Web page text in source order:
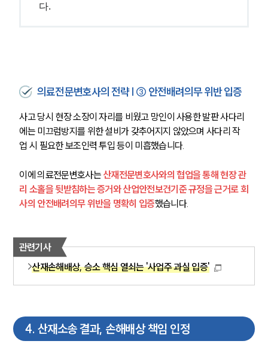
주요 업무사례
법률정보
법률지식인
고객후기
업무분야
의료·바이오·헬스케어그룹 업무
구성원 소개
의료전문변호사
소식/자료
다.
의료전문변호사의 전략 | ③ 안전배려의무 위반 입증
사고 당시 현장 소장이 자리를 비웠고 망인이 사용한 발판 사다리
에는 미끄럼방지를 위한 설비가 갖추어지지 않았으며 사다리 작
업 시 필요한 보조인력 투입 등이 미흡했습니다.
이에 의료전문변호사는 산재전문변호사와의 협업을 통해 현장 관
리 소홀을 뒷받침하는 증거와 산업안전보건기준 규정을 근거로 회
사의 안전배려의무 위반을 명확히 입증했습니다.
관련기사
산재손해배상, 승소 핵심 열쇠는 '사업주 과실 입증'
4. 산재소송 결과, 손해배상 책임 인정